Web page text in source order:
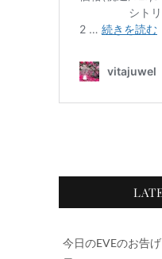
今日のEVEのお告